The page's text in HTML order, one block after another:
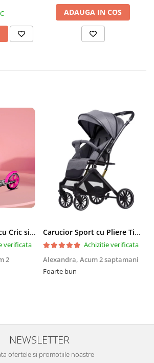
ADAUGA IN COS
Trotineta Pliabila cu Cric si Maner Reglabil
verificata
2
Carucior Sport cu Pliere Tip Troller si Maner Reversibil - Gri
Achizitie verificata
Alexandra, Acum 2 saptamani
Foarte bun
NEWSLETTER
ofertele si promotiile noastre